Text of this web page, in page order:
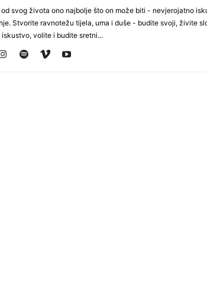
svog života ono najbolje što on može biti - nevjerojatno
Stvorite ravnotežu tijela, uma i duše - budite svoji, živite
volite i budite sretni...